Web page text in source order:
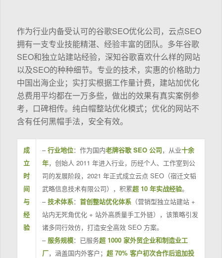
作为行业内备受认可的谷歌SEO优化公司，云点SEO
拥有一支专业技能精湛、经验丰富的团队。多年谷歌
SEO和独立站建站经验，深知谷歌喜欢什么样的网站
以及SEO的种种细节。专业的技术，实惠的价格助力
中国出海企业；实打实根据工作量计费，建站加优化
总费用平均都在一万多些，做出的效果有真实案例参
考，口碑相传。纯白帽整站优化模式；优化的网站不
含有任何黑帽手法，安全有效。
成
立
时
间
与
经
验
–行业地位：作为国内老牌谷歌 SEO 公司，从业十余
年，创始人 2011 年进入行业，历经个人、工作室到公
司的发展阶段，2021 年正式成立云点 SEO（宿迁文韬
武略信息技术有限公司），积累超 10 年实战经验。
–技术体系： 首创整站优化体系（营销型独立站建站 +
站内无死角优化 + 站外高质量手工外链），该策略引发
诸多同行效仿，打造安全高效 SEO 方案。
– 服务规模：已服务超 1000 家外贸企业和制造业工
厂，涵盖国内外客户； 超 70% 客户初次合作后追加投